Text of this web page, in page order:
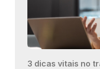
3 dicas vitais no